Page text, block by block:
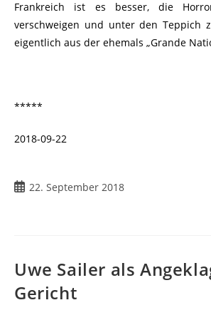
Frankreich ist es besser, die
verschweigen und unter den Teppich
eigentlich aus der ehemals „Grande
*****
2018-09-22
22. September 2018
Uwe Sailer als
Gericht